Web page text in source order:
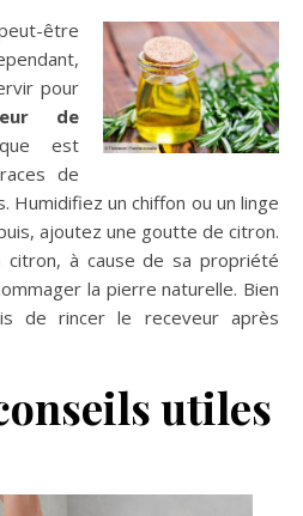
être
pour
de
est
de
Humidifiez un chiffon ou un linge
ajoutez une goutte de citron.
à cause de sa propriété
la pierre naturelle. Bien
de rincer le receveur après
utiles